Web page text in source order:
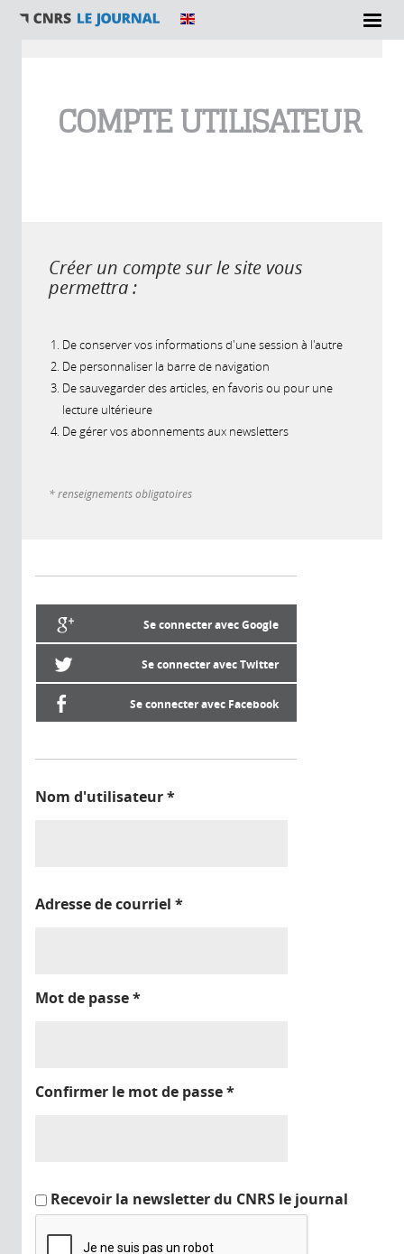
COMPTE UTILISATEUR
Créer un compte sur le site vous
permettra :
De conserver vos informations d'une session à l'autre
De personnaliser la barre de navigation
De sauvegarder des articles, en favoris ou pour une
lecture ultérieure
De gérer vos abonnements aux newsletters
* renseignements obligatoires
Se connecter avec Google
Se connecter avec Twitter
Se connecter avec Facebook
Nom d'utilisateur*
Adresse de courriel *
Mot de passe*
Confirmer le mot de passe*
Recevoir la newsletter du CNRS le journal